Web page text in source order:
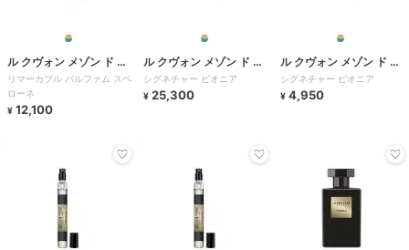
ル クヴォン メゾン ド パ
ルファム
リマーカブル パルファム スペ
ローネ
¥ 12,100
ル クヴォン メゾン ド パ
ルファム
シグネチャー ピオニア
¥ 25,300
ル クヴォン メゾン ド パ
ルファム
シグネチャー ピオニア
¥ 4,950